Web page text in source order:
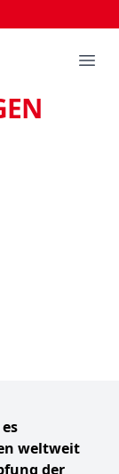
weltweit
der